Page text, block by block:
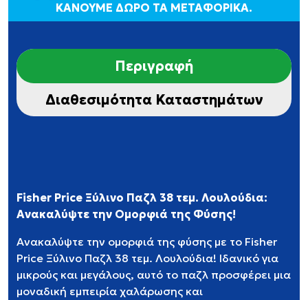
ΚΑΝΟΥΜΕ ΔΩΡΟ ΤΑ ΜΕΤΑΦΟΡΙΚΑ.
Περιγραφή
Διαθεσιμότητα Καταστημάτων
Fisher Price Ξύλινο Παζλ 38 τεμ. Λουλούδια:
Ανακαλύψτε την Ομορφιά της Φύσης!
Ανακαλύψτε την ομορφιά της φύσης με το Fisher
Price Ξύλινο Παζλ 38 τεμ. Λουλούδια! Ιδανικό για
μικρούς και μεγάλους, αυτό το παζλ προσφέρει μια
μοναδική εμπειρία χαλάρωσης και